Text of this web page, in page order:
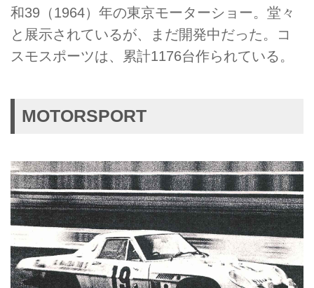
和39（1964）年の東京モーターショー。堂々
と展示されているが、まだ開発中だった。コ
スモスポーツは、累計1176台作られている。
MOTORSPORT